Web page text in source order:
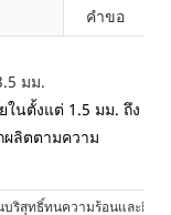
คำขอ
นตั้งแต่ 1.5 มม. ถึง
ลิตตามความ
ริสุทธิ์ทนความร้อนและยืดห